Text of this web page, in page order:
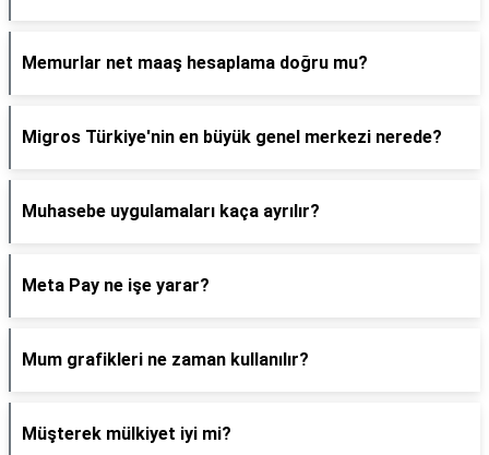
Memurlar net maaş hesaplama doğru mu?
Migros Türkiye'nin en büyük genel merkezi nerede?
Muhasebe uygulamaları kaça ayrılır?
Meta Pay ne işe yarar?
Mum grafikleri ne zaman kullanılır?
Müşterek mülkiyet iyi mi?